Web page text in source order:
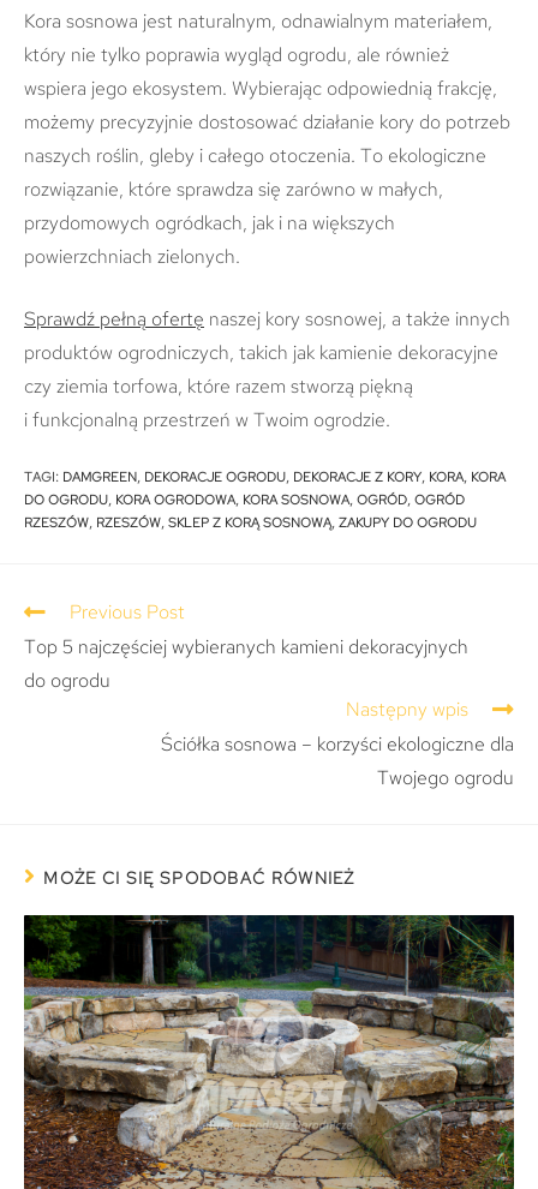
Kora sosnowa jest naturalnym, odnawialnym materiałem,
który nie tylko poprawia wygląd ogrodu, ale również
wspiera jego ekosystem. Wybierając odpowiednią frakcję,
możemy precyzyjnie dostosować działanie kory do potrzeb
naszych roślin, gleby i całego otoczenia. To ekologiczne
rozwiązanie, które sprawdza się zarówno w małych,
przydomowych ogródkach, jak i na większych
powierzchniach zielonych.
Sprawdź pełną ofertę naszej kory sosnowej, a także innych
produktów ogrodniczych, takich jak kamienie dekoracyjne
czy ziemia torfowa, które razem stworzą piękną
i funkcjonalną przestrzeń w Twoim ogrodzie.
TAGI: DAMGREEN, DEKORACJE OGRODU, DEKORACJE Z KORY, KORA, KORA
DO OGRODU, KORA OGRODOWA, KORA SOSNOWA, OGRÓD, OGRÓD
RZESZÓW, RZESZÓW, SKLEP Z KORĄ SOSNOWĄ, ZAKUPY DO OGRODU
Previous Post
Top 5 najczęściej wybieranych kamieni dekoracyjnych
do ogrodu
Następny wpis
Ściółka sosnowa – korzyści ekologiczne dla
Twojego ogrodu
MOŻE CI SIĘ SPODOBAĆ RÓWNIEŻ